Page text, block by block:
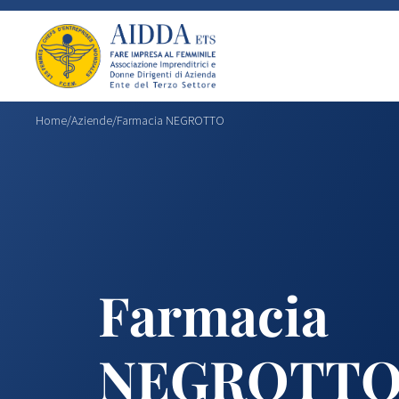
Home/Aziende/Farmacia NEGROTTO
Farmacia